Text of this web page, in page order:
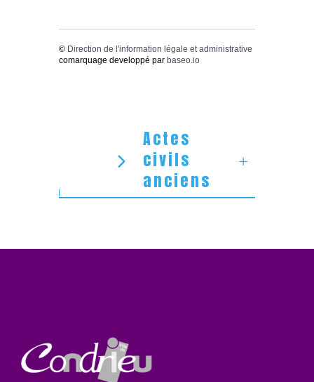
© Direction de l'information légale et administrative
comarquage developpé par baseo.io
Actes
civils
anciens